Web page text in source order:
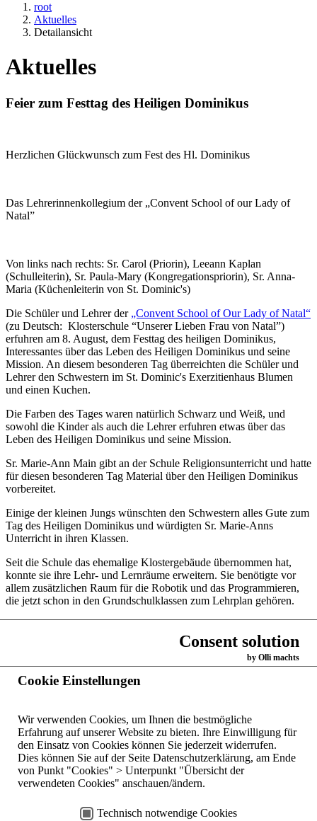
root
Aktuelles
Detailansicht
Aktuelles
Feier zum Festtag des Heiligen Dominikus
Herzlichen Glückwunsch zum Fest des Hl. Dominikus
Das Lehrerinnenkollegium der „Convent School of our Lady of
Natal”
Von links nach rechts: Sr. Carol (Priorin), Leeann Kaplan
(Schulleiterin), Sr. Paula-Mary (Kongregationspriorin), Sr. Anna-
Maria (Küchenleiterin von St. Dominic's)
Die Schüler und Lehrer der „Convent School of Our Lady of Natal“
(zu Deutsch: Klosterschule “Unserer Lieben Frau von Natal”)
erfuhren am 8. August, dem Festtag des heiligen Dominikus,
Interessantes über das Leben des Heiligen Dominikus und seine
Mission. An diesem besonderen Tag überreichten die Schüler und
Lehrer den Schwestern im St. Dominic's Exerzitienhaus Blumen
und einen Kuchen.
Die Farben des Tages waren natürlich Schwarz und Weiß, und
sowohl die Kinder als auch die Lehrer erfuhren etwas über das
Leben des Heiligen Dominikus und seine Mission.
Sr. Marie-Ann Main gibt an der Schule Religionsunterricht und hatte
für diesen besonderen Tag Material über den Heiligen Dominikus
vorbereitet.
Einige der kleinen Jungs wünschten den Schwestern alles Gute zum
Tag des Heiligen Dominikus und würdigten Sr. Marie-Anns
Unterricht in ihren Klassen.
Seit die Schule das ehemalige Klostergebäude übernommen hat,
konnte sie ihre Lehr- und Lernräume erweitern. Sie benötigte vor
allem zusätzlichen Raum für die Robotik und das Programmieren,
die jetzt schon in den Grundschulklassen zum Lehrplan gehören.
Übersetzung Sr. Marie-Lu Faupel OP
Zurück
Dominikanerinnen
der hl. Katharina
von Siena,
Deutschland
Startseite
Kontakte weltweit
Kontaktformular
by
Consent solution
by Olli machts
Cookie Einstellungen
Wir verwenden Cookies, um Ihnen die bestmögliche
Erfahrung auf unserer Website zu bieten. Ihre Einwilligung für
den Einsatz von Cookies können Sie jederzeit widerrufen.
Dies können Sie auf der Seite Datenschutzerklärung, am Ende
von Punkt "Cookies" > Unterpunkt "Übersicht der
verwendeten Cookies" anschauen/ändern.
Technisch notwendige Cookies